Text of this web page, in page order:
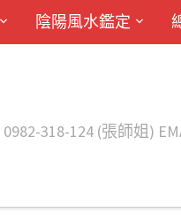
陰陽風水鑑定
318-124 (張師姐)